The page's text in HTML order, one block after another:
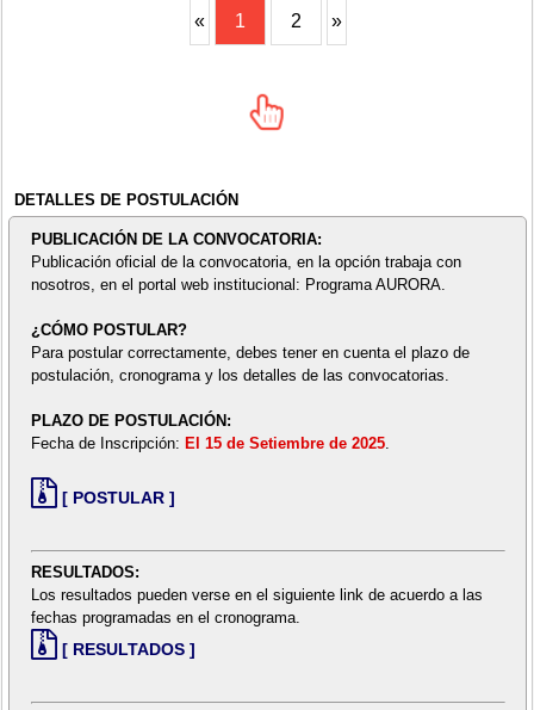
« 1 2 »
DETALLES DE POSTULACIÓN
PUBLICACIÓN DE LA CONVOCATORIA:
Publicación oficial de la convocatoria, en la opción trabaja con
nosotros, en el portal web institucional: Programa AURORA.
¿CÓMO POSTULAR?
Para postular correctamente, debes tener en cuenta el plazo de
postulación, cronograma y los detalles de las convocatorias.
PLAZO DE POSTULACIÓN:
Fecha de Inscripción: El 15 de Setiembre de 2025.
[ POSTULAR ]
RESULTADOS:
Los resultados pueden verse en el siguiente link de acuerdo a las
fechas programadas en el cronograma.
[ RESULTADOS ]